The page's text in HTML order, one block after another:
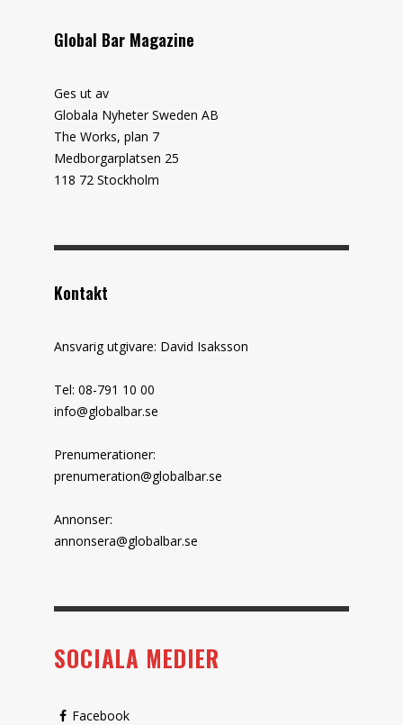
Global Bar Magazine
Ges ut av
Globala Nyheter Sweden AB
The Works, plan 7
Medborgarplatsen 25
118 72 Stockholm
Kontakt
Ansvarig utgivare: David Isaksson
Tel: 08-791 10 00
info@globalbar.se
Prenumerationer:
prenumeration@globalbar.se
Annonser:
annonsera@globalbar.se
SOCIALA MEDIER
Facebook